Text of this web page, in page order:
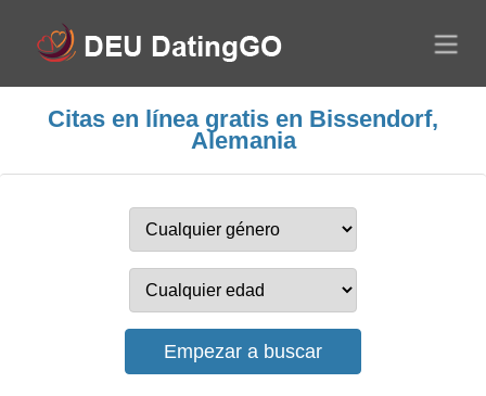
Citas en línea gratis en Bissendorf,
Alemania